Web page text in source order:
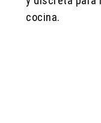
cocina.